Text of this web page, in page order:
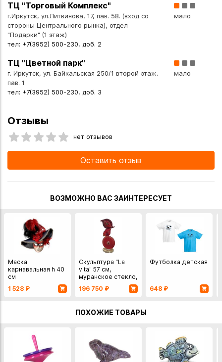
ТЦ "Торговый Комплекс"
г.Иркутск, ул.Литвинова, 17, пав. 58. (вход со
стороны Центрального рынка), отдел
"Подарки" (1 этаж)
тел: +7(3952) 500-230, доб. 2
мало
ТЦ "Цветной парк"
г. Иркутск, ул. Байкальская 250/1 второй этаж.
пав. 1
тел: +7(3952) 500-230, доб. 3
мало
Отзывы
нет отзывов
Оставить отзыв
ВОЗМОЖНО ВАС ЗАИНТЕРЕСУЕТ
Маска
карнавальная h 40
см
1 528 ₽
Скульптура "La
vita" 57 см,
муранское стекло,
ARTIGIANA di R,
196 750 ₽
Футболка детская
648 ₽
ПОХОЖИЕ ТОВАРЫ